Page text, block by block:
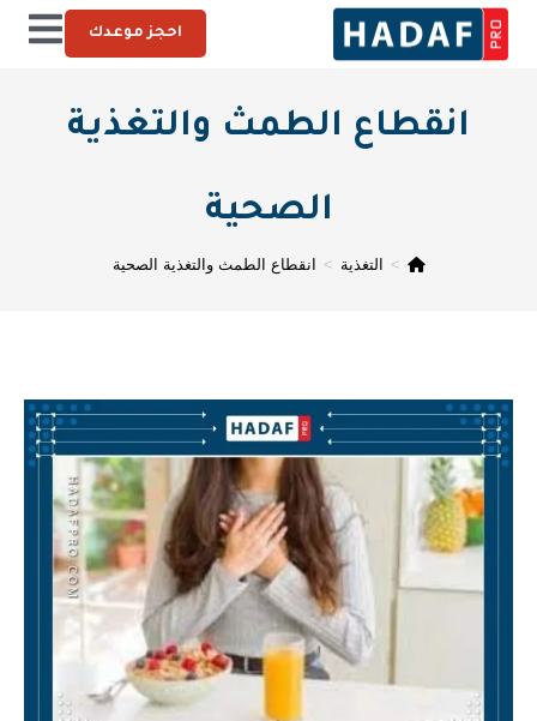
احجز موعدك
انقطاع الطمث والتغذية
الصحية
> التغذية > انقطاع الطمث والتغذية الصحية